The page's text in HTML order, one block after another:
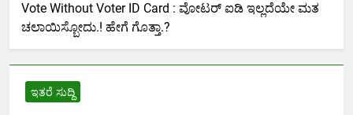
Vote Without Voter ID Card : ವೋಟರ್ ಐಡಿ ಇಲ್ಲದೆಯೇ ಮತ
ಚಲಾಯಿಸ್ಬೋದು.! ಹೇಗೆ ಗೊತ್ತಾ.?
ಇತರೆ ಸುದ್ದಿ